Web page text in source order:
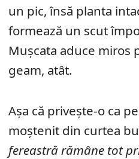
un pic, însă planta
formează un scut
Mușcata aduce miros
geam, atât.
Așa că privește-o ca
moștenit din curtea
fereastră rămâne tot